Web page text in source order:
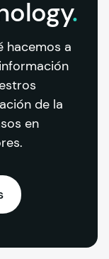
.
hacemos a
de la
en